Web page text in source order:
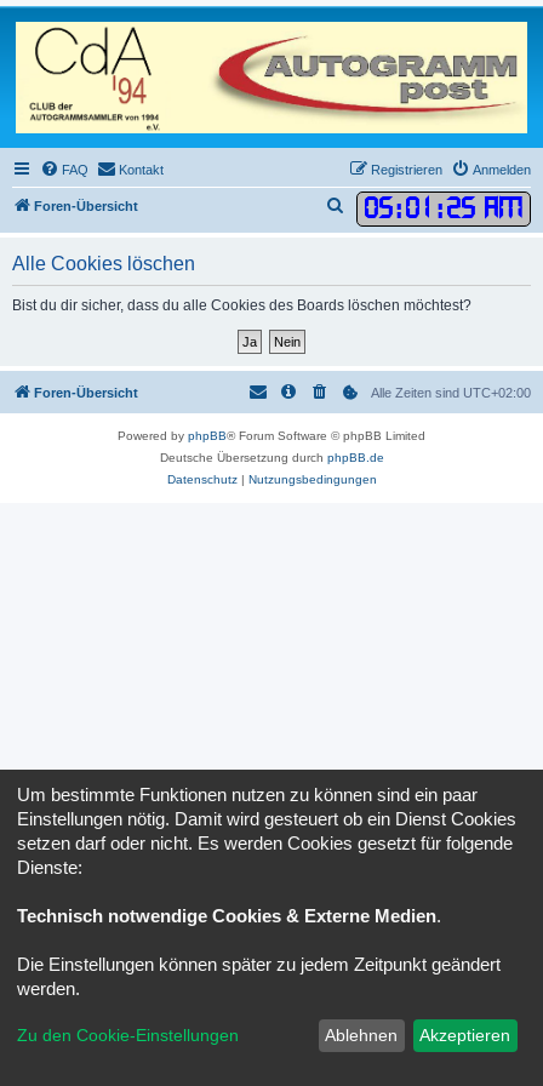
FAQ Kontakt Anmelden
Registrieren
Foren-Übersicht 05:01 :25 AM
u
Alle Cookies löschen
Bist du dir sicher, dass du alle Cookies des Boards löschen möchtest?
Foren-Übersicht Alle Zeiten sind UTC+02:00
Powered by phpBB® Forum Software © phpBB Limited
Deutsche Übersetzung durch phpBB.de
Datenschutz| Nutzungsbedingungen
Um bestimmte Funktionen nutzen zu können sind ein paar
Einstellungen nötig. Damit wird gesteuert ob ein Dienst Cookies
setzen darf oder nicht. Es werden Cookies gesetzt für folgende
Dienste:
Technisch notwendige Cookies & Externe Medien.
Die Einstellungen können später zu jedem Zeitpunkt geändert
werden.
Zu den Cookie-Einstellungen Ablehnen Akzeptieren